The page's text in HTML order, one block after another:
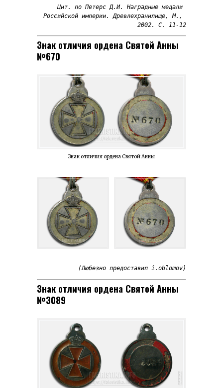
Цит. по Петерс Д.И. Наградные медали
Российской империи. Древлехранилище, М.,
2002. С. 11-12
Знак отличия ордена Святой Анны
№670
Знак отличия ордена Святой Анны
Знак отличия ордена Святой Анны
№3089